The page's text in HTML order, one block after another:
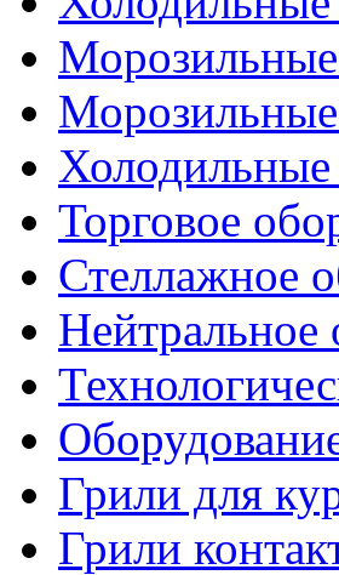
Торговое
Стеллажное
Нейтральное
Грили для
Грили